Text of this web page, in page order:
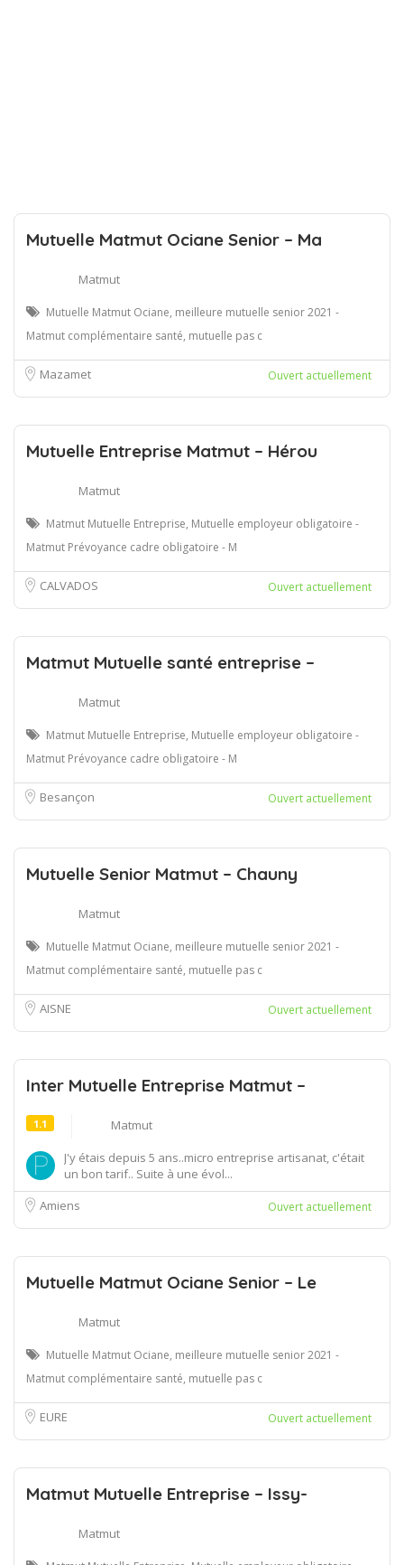
Mutuelle Matmut Ociane Senior – Ma
Matmut
Mutuelle Matmut Ociane, meilleure mutuelle senior 2021 -
Matmut complémentaire santé, mutuelle pas c
Mazamet Ouvert actuellement
Mutuelle Entreprise Matmut – Hérou
Matmut
Matmut Mutuelle Entreprise, Mutuelle employeur obligatoire -
Matmut Prévoyance cadre obligatoire - M
CALVADOS Ouvert actuellement
Matmut Mutuelle santé entreprise –
Matmut
Matmut Mutuelle Entreprise, Mutuelle employeur obligatoire -
Matmut Prévoyance cadre obligatoire - M
Besançon Ouvert actuellement
Mutuelle Senior Matmut – Chauny
Matmut
Mutuelle Matmut Ociane, meilleure mutuelle senior 2021 -
Matmut complémentaire santé, mutuelle pas c
AISNE Ouvert actuellement
Inter Mutuelle Entreprise Matmut –
1.1
Matmut
J'y étais depuis 5 ans..micro entreprise artisanat, c'était
un bon tarif.. Suite à une évol...
Amiens
Ouvert actuellement
Mutuelle Matmut Ociane Senior – Le
Matmut
Mutuelle Matmut Ociane, meilleure mutuelle senior 2021 -
Matmut complémentaire santé, mutuelle pas c
EURE Ouvert actuellement
Matmut Mutuelle Entreprise – Issy-
Matmut